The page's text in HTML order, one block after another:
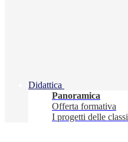
Didattica
Panoramica
Offerta formativa
I progetti delle classi